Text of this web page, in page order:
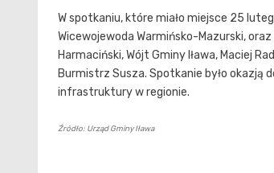
W spotkaniu, które miało miejsce 25
Wicewojewoda Warmińsko-Mazurski,
Harmaciński, Wójt Gminy Iława, Maciej
Burmistrz Susza. Spotkanie było okazją
infrastruktury w regionie.
Źródło: Urząd Gminy Iława